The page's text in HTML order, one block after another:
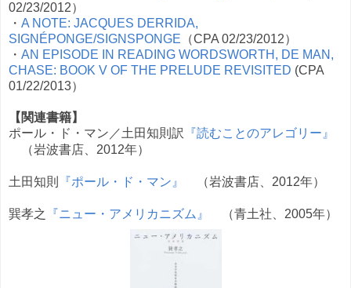
02/23/2012）
・ A NOTE: JACQUES DERRIDA,
SIGNÉPONGE/SIGNSPONGE （CPA 02/23/2012）
・ AN EPISODE IN READING WORDSWORTH, DE MAN,
CHASE: BOOK V OF THE PRELUDE REVISITED (CPA
01/22/2013）
【関連書籍】
ポール・ド・マン／土田知則訳
『読むことのアレゴリー』
（岩波書店、2012年）
土田知則 『ポール・ド・マン』 （岩波書店、2012年）
巽孝之 『ニュー・アメリカニズム』 （青土社、2005年）